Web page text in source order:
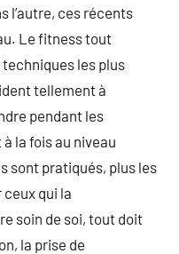
l’autre, ces récents
Le fitness tout
techniques les plus
tellement à
pendant les
la fois au niveau
sont pratiqués, plus les
qui la
soin de soi, tout doit
la prise de